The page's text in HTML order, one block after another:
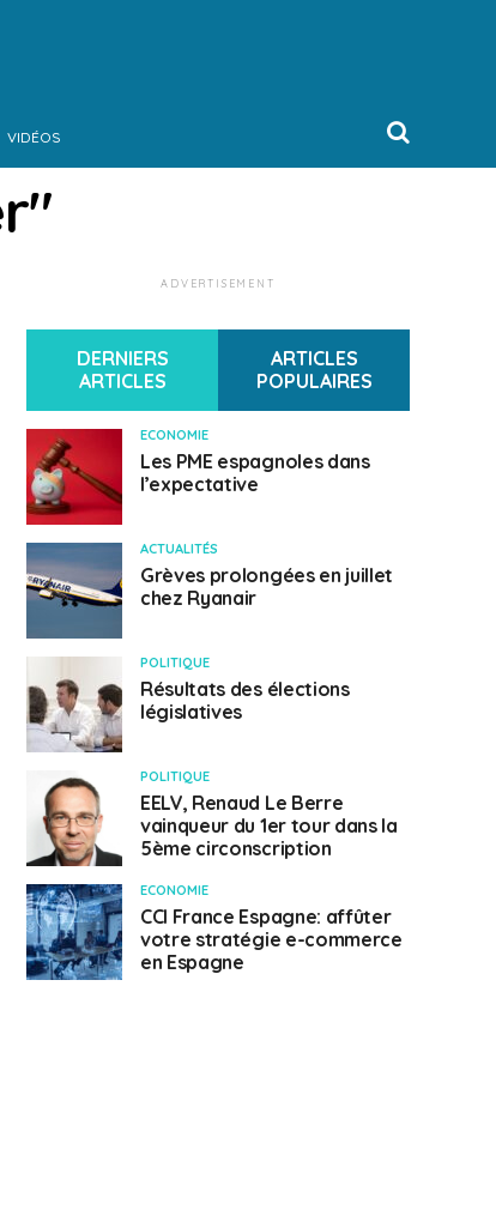
VIDÉOS
ADVERTISEMENT
DERNIERS
ARTICLES
ARTICLES
POPULAIRES
ECONOMIE
Les PME espagnoles dans
l’expectative
ACTUALITÉS
Grèves prolongées en juillet
chez Ryanair
POLITIQUE
Résultats des élections
législatives
POLITIQUE
EELV, Renaud Le Berre
vainqueur du 1er tour dans la
5ème circonscription
ECONOMIE
CCI France Espagne: affûter
votre stratégie e-commerce
en Espagne